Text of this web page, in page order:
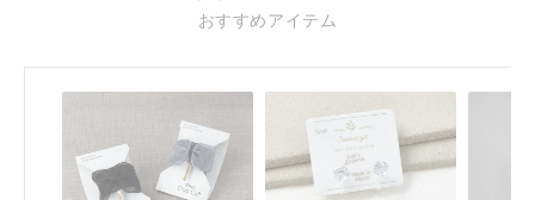
おすすめアイテム